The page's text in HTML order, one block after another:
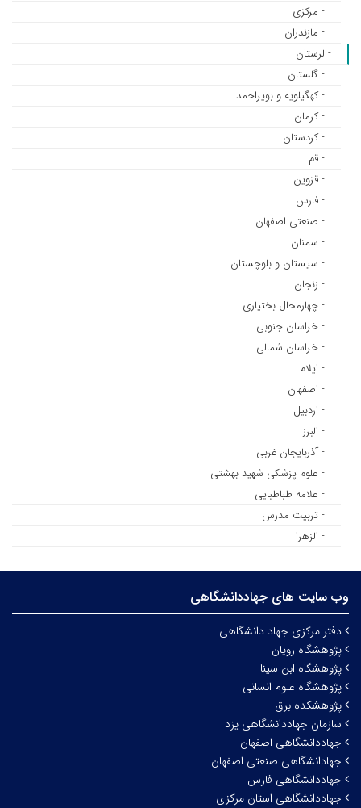
- مرکزی
- مازندران
- لرستان
- گلستان
- کهگیلویه و بویراحمد
- کرمان
- کردستان
- قم
- قزوین
- فارس
- صنعتی اصفهان
- سمنان
- سیستان و بلوچستان
- زنجان
- چهارمحال بختیاری
- خراسان جنوبی
- خراسان شمالی
- ایلام
- اصفهان
- اردبیل
- البرز
- آذربایجان غربی
- علوم پزشکی شهید بهشتی
- علامه طباطبایی
- تربیت مدرس
- الزهرا
وب سایت های جهاددانشگاهی
دفتر مرکزی جهاد دانشگاهی
پژوهشگاه رویان
پژوهشگاه ابن سینا
پژوهشگاه علوم انسانی
پژوهشکده برق
سازمان جهاددانشگاهی یزد
جهاددانشگاهی اصفهان
جهادانشگاهی صنعتی اصفهان
جهاددانشگاهی فارس
جهاددانشگاهی استان مرکزی